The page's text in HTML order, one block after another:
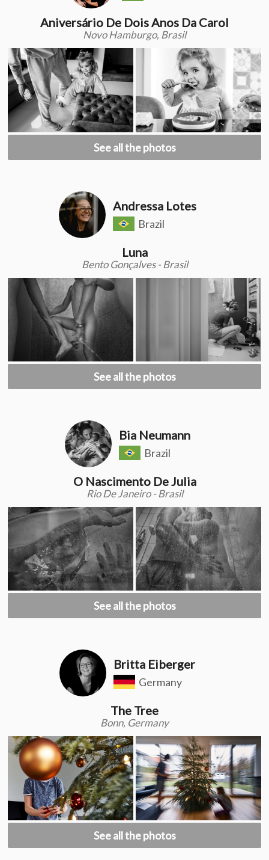
Aniversário De Dois Anos Da Carol
Novo Hamburgo, Brasil
See all the photos
Andressa Lotes
Brazil
Luna
Bento Gonçalves - Brasil
See all the photos
Bia Neumann
Brazil
O Nascimento De Julia
Rio De Janeiro - Brasil
See all the photos
Britta Eiberger
Germany
The Tree
Bonn, Germany
See all the photos